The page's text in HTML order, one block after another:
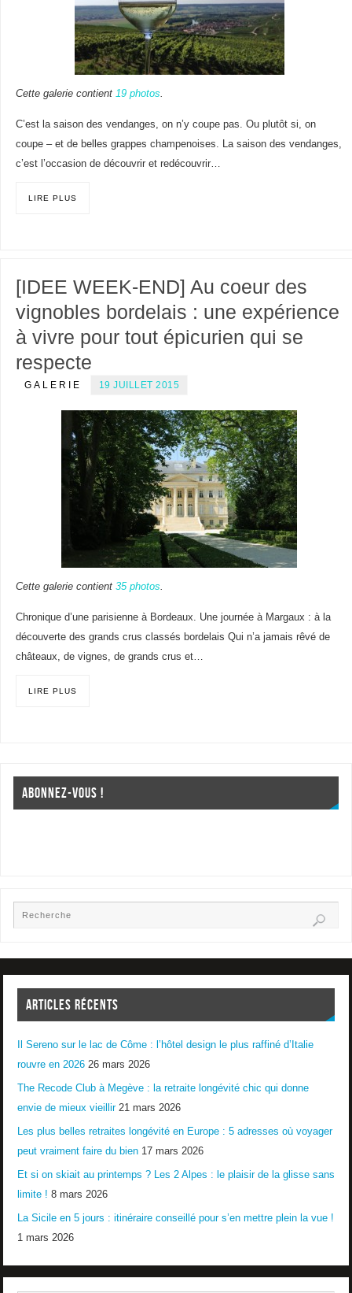
Cette galerie contient 19 photos.
C’est la saison des vendanges, on n’y coupe pas. Ou plutôt si, on
coupe – et de belles grappes champenoises. La saison des vendanges,
c’est l’occasion de découvrir et redécouvrir…
LIRE PLUS
[IDEE WEEK-END] Au coeur des
vignobles bordelais : une expérience
à vivre pour tout épicurien qui se
respecte
GALERIE 19 JUILLET 2015
Cette galerie contient 35 photos.
Chronique d’une parisienne à Bordeaux. Une journée à Margaux : à la
découverte des grands crus classés bordelais Qui n’a jamais rêvé de
châteaux, de vignes, de grands crus et…
LIRE PLUS
ABONNEZ-VOUS !
ARTICLES RÉCENTS
Il Sereno sur le lac de Côme : l’hôtel design le plus raffiné d’Italie
rouvre en 2026 26 mars 2026
The Recode Club à Megève : la retraite longévité chic qui donne
envie de mieux vieillir 21 mars 2026
Les plus belles retraites longévité en Europe : 5 adresses où voyager
peut vraiment faire du bien 17 mars 2026
Et si on skiait au printemps ? Les 2 Alpes : le plaisir de la glisse sans
limite ! 8 mars 2026
La Sicile en 5 jours : itinéraire conseillé pour s’en mettre plein la vue !
1 mars 2026